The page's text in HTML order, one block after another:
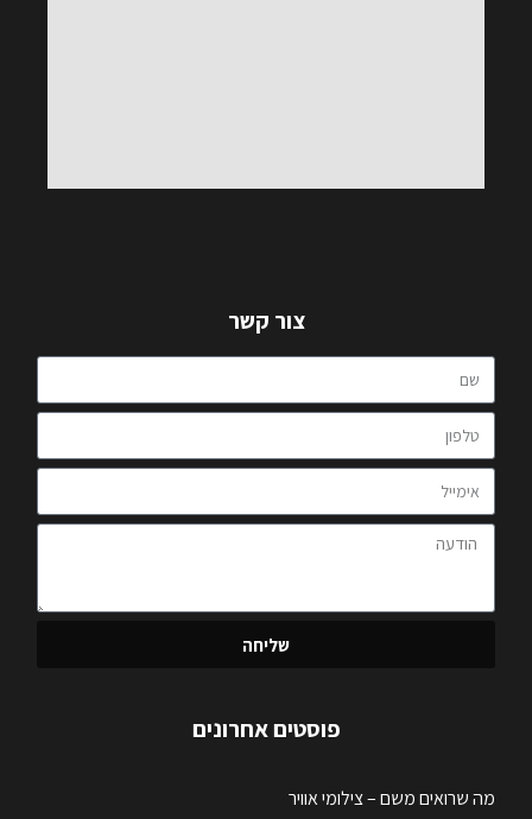
צור קשר
שליחה
פוסטים אחרונים
מה שרואים משם – צילומי אוויר